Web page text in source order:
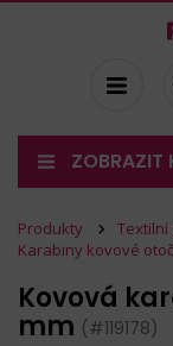
ZOBRAZIT
Produkty Textilní
Karabiny kovové
Kovová
mm (#119178)